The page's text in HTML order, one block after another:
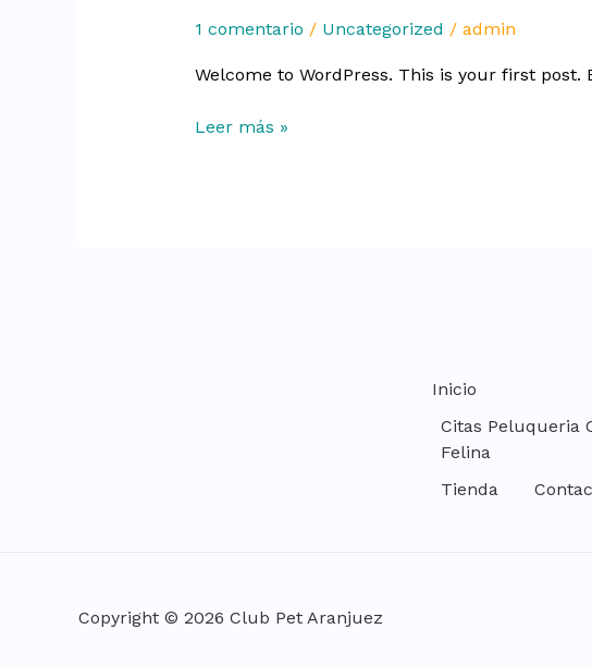
1 comentario / Uncategorized / admin
Welcome to WordPress. This is your first
Leer más »
Inicio
Citas Peluqueria
Felina
Tienda
Copyright © 2026 Club Pet Aranjuez